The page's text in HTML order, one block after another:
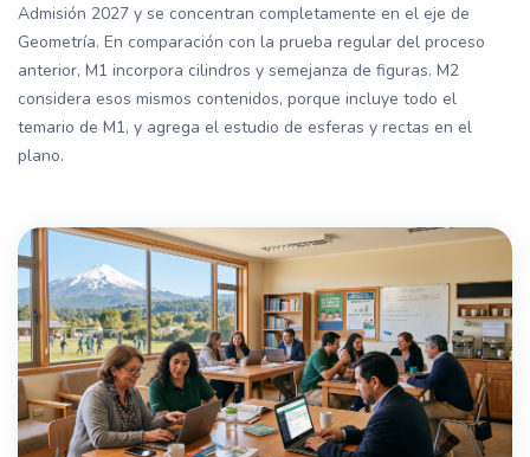
Admisión 2027 y se concentran completamente en el eje de
Geometría. En comparación con la prueba regular del proceso
anterior, M1 incorpora cilindros y semejanza de figuras. M2
considera esos mismos contenidos, porque incluye todo el
temario de M1, y agrega el estudio de esferas y rectas en el
plano.